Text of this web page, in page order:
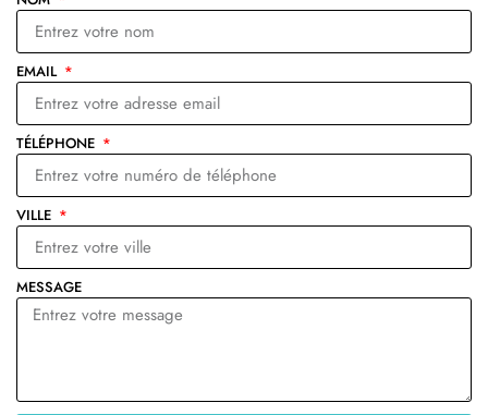
EMAIL
TÉLÉPHONE
VILLE
MESSAGE